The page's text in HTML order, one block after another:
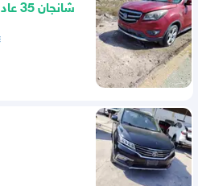
شانجان 35 عاد مديله 2019 تشليح قطع غيار